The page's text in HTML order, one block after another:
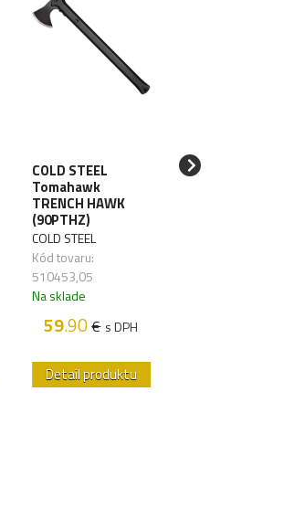
COLD STEEL
Tomahawk
TRENCH HAWK
(90PTHZ)
COLD STEEL
Kód tovaru:
510453,05
Na sklade
59.90€ s DPH
Detail produktu
COLD STEEL